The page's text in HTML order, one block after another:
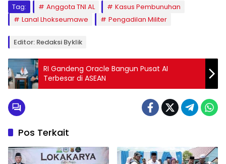
Tag: Anggota TNI AL
Kasus Pembunuhan
Lanal Lhokseumawe
Pengadilan Militer
Editor: Redaksi Byklik
RI Gandeng Oracle Bangun Pusat AI
Terbesar di ASEAN
Pos Terkait